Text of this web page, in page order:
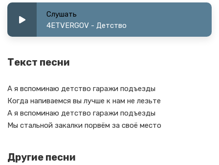
Слушать
4ETVERGOV - Детство
Текст песни
А я вспоминаю детство гаражи подъезды
Когда напиваемся вы лучше к нам не лезьте
А я вспоминаю детство гаражи подъезды
Мы стальной закалки порвём за своё место
Другие песни